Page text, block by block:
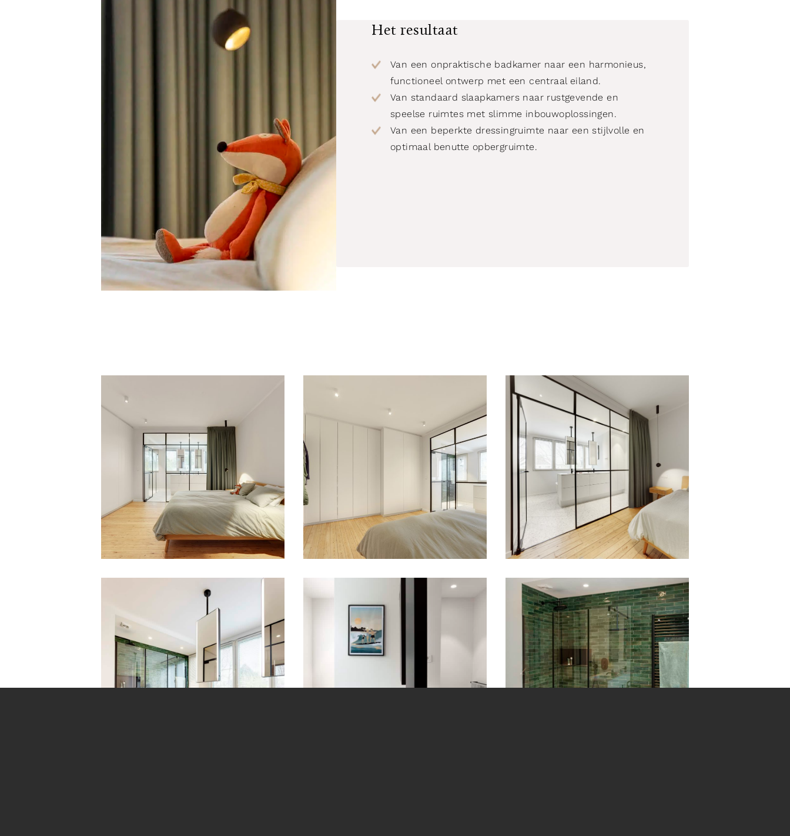
Het resultaat
Van een onpraktische badkamer naar een harmonieus,
functioneel ontwerp met een centraal eiland.
Van standaard slaapkamers naar rustgevende en
speelse ruimtes met slimme inbouwoplossingen.
Van een beperkte dressingruimte naar een stijlvolle en
optimaal benutte opbergruimte.